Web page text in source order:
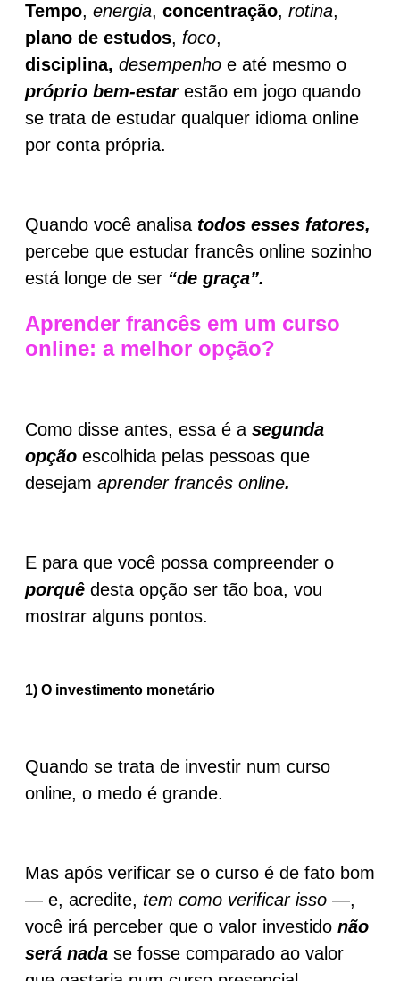
Tempo, energia, concentração, rotina,
plano de estudos, foco,
disciplina, desempenho e até mesmo o
próprio bem-estarestão em jogo quando
se trata de estudar qualquer idioma online
por conta própria.
Quando você analisa todos esses fatores,
percebe que estudar francês online sozinho
está longe de ser “de graça”.
Aprender francês em um curso
online: a melhor opção?
Como disse antes, essa é a segunda
opção escolhida pelas pessoas que
desejam aprender francês online.
E para que você possa compreender o
porquê desta opção ser tão boa, vou
mostrar alguns pontos.
1) O investimento monetário
Quando se trata de investir num curso
online, o medo é grande.
Mas após verificar se o curso é de fato bom
— e, acredite, tem como verificar isso —,
você irá perceber que o valor investido não
será nada se fosse comparado ao valor